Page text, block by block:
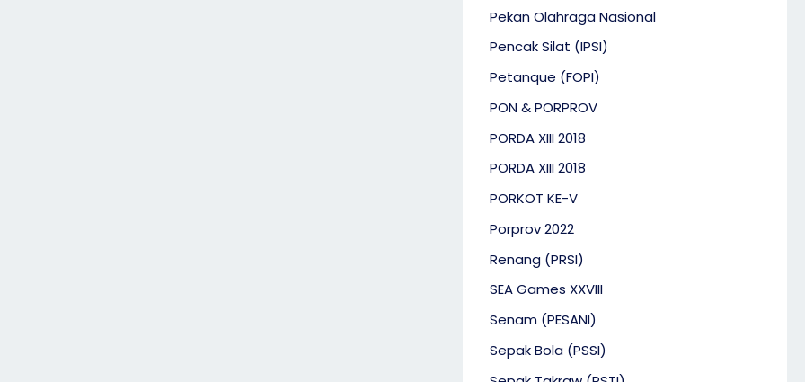
Pekan Olahraga Nasional
Pencak Silat (IPSI)
Petanque (FOPI)
PON & PORPROV
PORDA XIII 2018
PORDA XIII 2018
PORKOT KE-V
Porprov 2022
Renang (PRSI)
SEA Games XXVIII
Senam (PESANI)
Sepak Bola (PSSI)